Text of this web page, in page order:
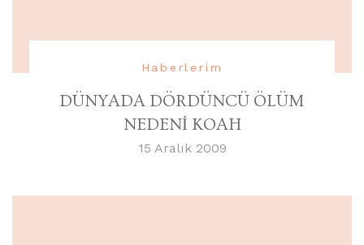
Haberlerim
DÜNYADA DÖRDÜNCÜ ÖLÜM
NEDENİ KOAH
15 Aralık 2009